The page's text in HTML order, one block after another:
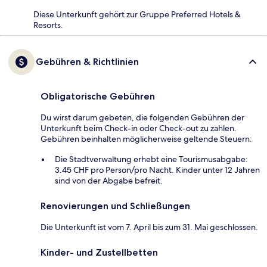
Diese Unterkunft gehört zur Gruppe Preferred Hotels &
Resorts.
Gebühren & Richtlinien
Obligatorische Gebühren
Du wirst darum gebeten, die folgenden Gebühren der
Unterkunft beim Check-in oder Check-out zu zahlen.
Gebühren beinhalten möglicherweise geltende Steuern:
Die Stadtverwaltung erhebt eine Tourismusabgabe:
3.45 CHF pro Person/pro Nacht. Kinder unter 12 Jahren
sind von der Abgabe befreit.
Renovierungen und Schließungen
Die Unterkunft ist vom 7. April bis zum 31. Mai geschlossen.
Kinder- und Zustellbetten